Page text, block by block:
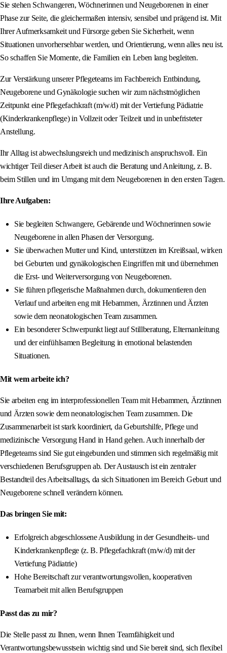
Sie stehen Schwangeren, Wöchnerinnen und Neugeborenen in einer
Phase zur Seite, die gleichermaßen intensiv, sensibel und prägend ist. Mit
Ihrer Aufmerksamkeit und Fürsorge geben Sie Sicherheit, wenn
Situationen unvorhersehbar werden, und Orientierung, wenn alles neu ist.
So schaffen Sie Momente, die Familien ein Leben lang begleiten.
Zur Verstärkung unserer Pflegeteams im Fachbereich Entbindung,
Neugeborene und Gynäkologie suchen wir zum nächstmöglichen
Zeitpunkt eine Pflegefachkraft (m/w/d) mit der Vertiefung Pädiatrie
(Kinderkrankenpflege) in Vollzeit oder Teilzeit und in unbefristeter
Anstellung.
Ihr Alltag ist abwechslungsreich und medizinisch anspruchsvoll. Ein
wichtiger Teil dieser Arbeit ist auch die Beratung und Anleitung, z. B.
beim Stillen und im Umgang mit dem Neugeborenen in den ersten Tagen.
Ihre Aufgaben:
Sie begleiten Schwangere, Gebärende und Wöchnerinnen sowie
Neugeborene in allen Phasen der Versorgung.
Sie überwachen Mutter und Kind, unterstützen im Kreißsaal, wirken
bei Geburten und gynäkologischen Eingriffen mit und übernehmen
die Erst- und Weiterversorgung von Neugeborenen.
Sie führen pflegerische Maßnahmen durch, dokumentieren den
Verlauf und arbeiten eng mit Hebammen, Ärztinnen und Ärzten
sowie dem neonatologischen Team zusammen.
Ein besonderer Schwerpunkt liegt auf Stillberatung, Elternanleitung
und der einfühlsamen Begleitung in emotional belastenden
Situationen.
Mit wem arbeite ich?
Sie arbeiten eng im interprofessionellen Team mit Hebammen, Ärztinnen
und Ärzten sowie dem neonatologischen Team zusammen. Die
Zusammenarbeit ist stark koordiniert, da Geburtshilfe, Pflege und
medizinische Versorgung Hand in Hand gehen. Auch innerhalb der
Pflegeteams sind Sie gut eingebunden und stimmen sich regelmäßig mit
verschiedenen Berufsgruppen ab. Der Austausch ist ein zentraler
Bestandteil des Arbeitsalltags, da sich Situationen im Bereich Geburt und
Neugeborene schnell verändern können.
Das bringen Sie mit:
Erfolgreich abgeschlossene Ausbildung in der Gesundheits- und
Kinderkrankenpflege (z. B. Pflegefachkraft (m/w/d) mit der
Vertiefung Pädiatrie)
Hohe Bereitschaft zur verantwortungsvollen, kooperativen
Teamarbeit mit allen Berufsgruppen
Passt das zu mir?
Die Stelle passt zu Ihnen, wenn Ihnen Teamfähigkeit und
Verantwortungsbewusstsein wichtig sind und Sie bereit sind, sich flexibel